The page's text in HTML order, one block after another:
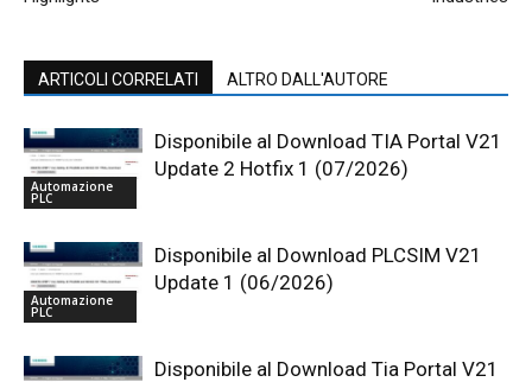
ARTICOLI CORRELATI ALTRO DALL'AUTORE
Automazione
PLC
Disponibile al Download TIA Portal V21
Update 2 Hotfix 1 (07/2026)
Automazione
PLC
Disponibile al Download PLCSIM V21
Update 1 (06/2026)
Disponibile al Download Tia Portal V21